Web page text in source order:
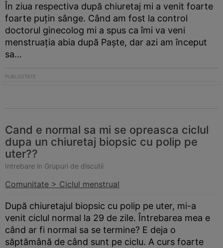
În ziua respectiva după chiuretaj mi a venit foarte
foarte puțin sânge. Când am fost la control
doctorul ginecolog mi a spus ca îmi va veni
menstruația abia după Paște, dar azi am început
sa...
Cand e normal sa mi se opreasca ciclul
dupa un chiuretaj biopsic cu polip pe
uter??
Intrebare in Grupuri de discutii
Comunitate > Ciclul menstrual
După chiuretajul biopsic cu polip pe uter, mi-a
venit ciclul normal la 29 de zile. Întrebarea mea e
când ar fi normal sa se termine? E deja o
săptămână de când sunt pe ciclu. A curs foarte